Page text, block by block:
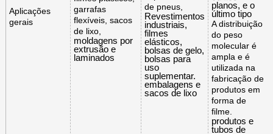
Aplicações
gerais
garrafas
flexíveis, sacos
de lixo,
moldagens por
extrusão e
laminados
de pneus,
Revestimentos
industriais,
filmes
elásticos,
bolsas de gelo,
bolsas para
uso
suplementar.
embalagens e
sacos de lixo
planos, e o
último tipo
A distribuição
do peso
molecular é
ampla e é
utilizada na
fabricação de
produtos em
forma de
filme.
produtos e
tubos de